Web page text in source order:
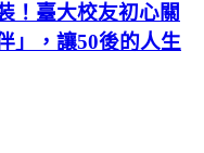
！臺大校友初心關
」，讓50後的人生